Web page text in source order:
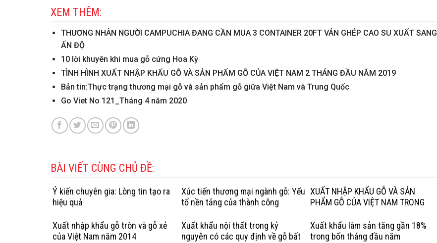
XEM THÊM:
THƯƠNG NHÂN NGƯỜI CAMPUCHIA ĐANG CẦN MUA 3 CONTAINER 20FT VÁN GHÉP CAO SU XUẤT SANG
ẤN ĐỘ
10 lời khuyên khi mua gỗ cứng Hoa Kỳ
TÌNH HÌNH XUẤT NHẬP KHẨU GỖ VÀ SẢN PHẨM GỖ CỦA VIỆT NAM 2 THÁNG ĐẦU NĂM 2019
Bản tin:Thực trạng thương mại gỗ và sản phẩm gỗ giữa Việt Nam và Trung Quốc
Go Viet No 121_Tháng 4 năm 2020
BÀI VIẾT CÙNG CHỦ ĐỀ:
Ý kiến chuyên gia: Lòng tin tạo ra
hiệu quả
Xúc tiến thương mại ngành gỗ: Yếu
tố nền tảng của thành công
XUẤT NHẬP KHẨU GỖ VÀ SẢN
PHẨM GỖ CỦA VIỆT NAM TRONG
Xuất nhập khẩu gỗ tròn và gỗ xẻ
của Việt Nam năm 2014
Xuất khẩu nội thất trong kỷ
nguyên có các quy định về gỗ bất
Xuất khẩu lâm sản tăng gần 18%
trong bốn tháng đầu năm